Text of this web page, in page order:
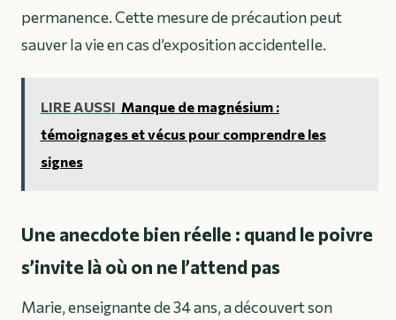
permanence. Cette mesure de précaution peut
sauver la vie en cas d’exposition accidentelle.
LIRE AUSSI Manque de magnésium :
témoignages et vécus pour comprendre les
signes
Une anecdote bien réelle : quand le poivre
s’invite là où on ne l’attend pas
Marie, enseignante de 34 ans, a découvert son